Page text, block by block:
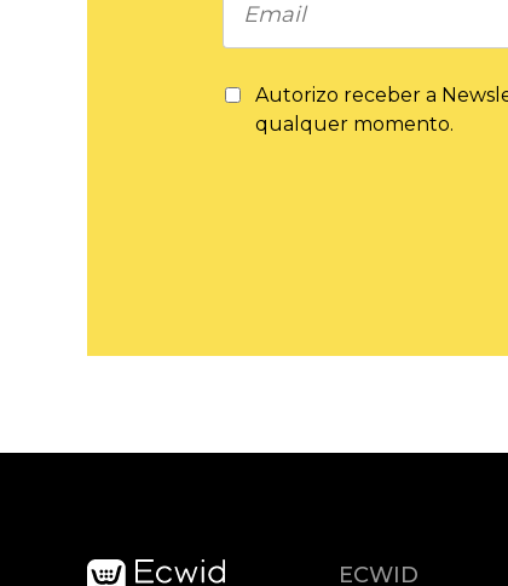
Autorizo ​​receber a
qualquer momento.
ECWID